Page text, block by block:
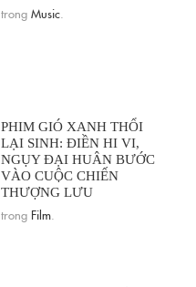
trong Music
PHIM GIÓ XANH THỔI
LẠI SINH: ĐIỀN HI VI,
NGỤY ĐẠI HUÂN BƯỚC
VÀO CUỘC CHIẾN
THƯỢNG LƯU
trong Film